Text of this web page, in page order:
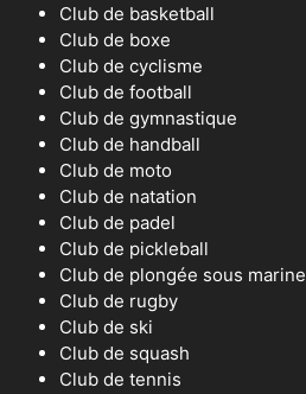
Club de basketball
Club de boxe
Club de cyclisme
Club de football
Club de gymnastique
Club de handball
Club de moto
Club de natation
Club de padel
Club de pickleball
Club de plongée sous marine
Club de rugby
Club de ski
Club de squash
Club de tennis